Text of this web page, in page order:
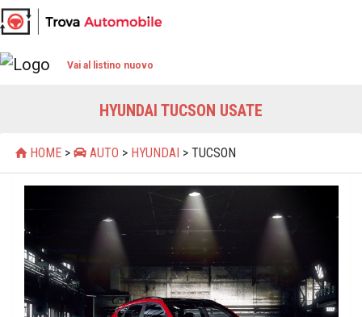
Vai al listino nuovo
HYUNDAI TUCSON USATE
HOME > AUTO > HYUNDAI > TUCSON